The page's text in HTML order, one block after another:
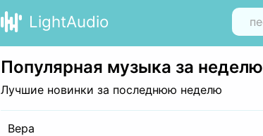
LightAudio
Популярная музыка за неделю
Лучшие новинки за последнюю неделю
Вера